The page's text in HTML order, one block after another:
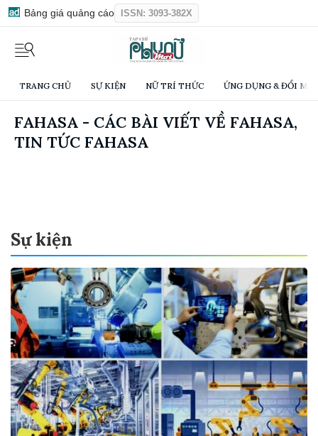
Bảng giá quảng cáo ISSN: 3093-382X
TRANG CHỦ SỰ KIỆN NỮ TRÍ THỨC ỨNG DỤNG & ĐỔI
FAHASA - CÁC BÀI VIẾT VỀ FAHASA,
TIN TỨC FAHASA
Sự kiện